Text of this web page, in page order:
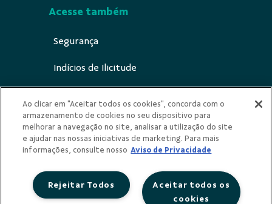
Acesse também
Segurança
Indícios de Ilicitude
Sustentabilidade
Privacidade
Ao clicar em "Aceitar todos os cookies", concorda com o
armazenamento de cookies no seu dispositivo para
melhorar a navegação no site, analisar a utilização do site
e ajudar nas nossas iniciativas de marketing. Para mais
informações, consulte nosso Aviso de Privacidade
Aceitar todos os
cookies
Rejeitar Todos